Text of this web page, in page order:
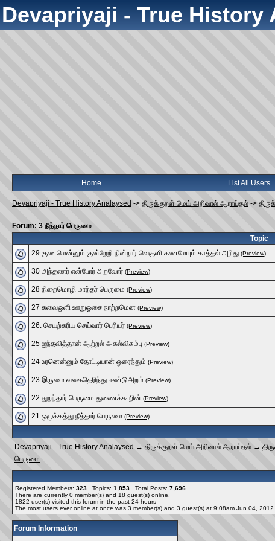
Devapriyaji - True History
Home List All Users
Devapriyaji - True History Analaysed -> திருக்குறள் மெய் அறிவால் ஆராய்தல் ->
Forum: 3 நீத்தார் பெருமை
Topic
29 குணமென்னும் குன்றேறி நின்றார் வெகுளி கணமேயும் காத்தல் அரிது (Preview)
30 அந்தணர் என்போர் அறவோர் (Preview)
28 நிறைமொழி மாந்தர் பெருமை (Preview)
27 சுவைஒளி ஊறுஓசை நாற்றமென (Preview)
26. செயற்கரிய செய்வார் பெரியர் (Preview)
25 ஐந்தவித்தான் ஆற்றல் அகல்விசும்பு (Preview)
24 உரனென்னும் தோட்டியான் ஓரைந்தும் (Preview)
23 இருமை வகைதெரிந்து ஈண்டுஅறம் (Preview)
22 துறந்தார் பெருமை துணைக்கூறின் (Preview)
21 ஒழுக்கத்து நீத்தார் பெருமை (Preview)
Devapriyaji - True History Analaysed → திருக்குறள் மெய் அறிவால் ஆராய்தல் →
பெருமை
Registered Members: 323 Topics: 1,853 Total Posts: 7,696
There are currently 0 member(s) and 18 guest(s) online
1822 user(s) visited this forum in the past 24 hours
The most users ever online at once was 3 member(s) and 3 guest(s) at 9:08am Jun 04, 2012
Forum Information